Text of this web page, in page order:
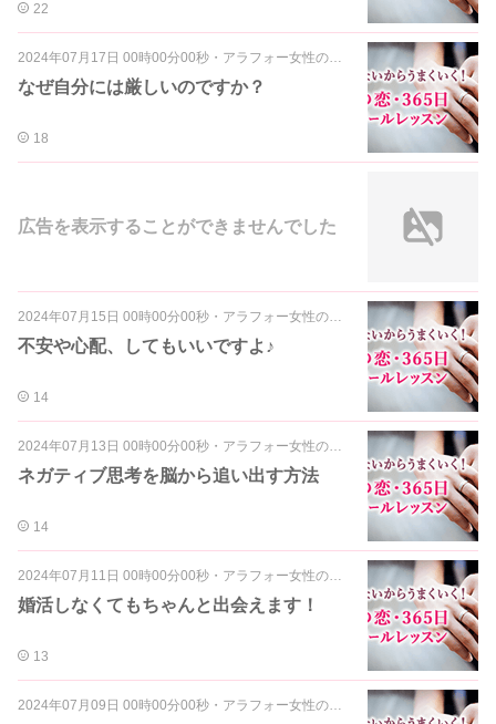
22
2024年07月17日 00時00分00秒 ・ アラフォー女性の婚活～マインド編～
なぜ自分には厳しいのですか？
18
広告を表示することができませんでした
2024年07月15日 00時00分00秒 ・ アラフォー女性の婚活～マインド編～
不安や心配、してもいいですよ♪
14
2024年07月13日 00時00分00秒 ・ アラフォー女性の婚活～マインド編～
ネガティブ思考を脳から追い出す方法
14
2024年07月11日 00時00分00秒 ・ アラフォー女性の婚活～マインド編～
婚活しなくてもちゃんと出会えます！
13
2024年07月09日 00時00分00秒 ・ アラフォー女性の婚活～マインド編～